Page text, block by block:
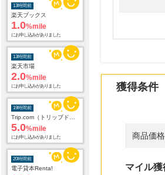
13時間前
楽天ブックス
1.0%mile
にお申し込みがありました
13時間前
楽天市場
2.0%mile
にお申し込みがありました
19時間前
5.0%mile
にお申し込みがありました
20時間前
電子貸本Renta!
獲得条件
商品価格
マイル獲